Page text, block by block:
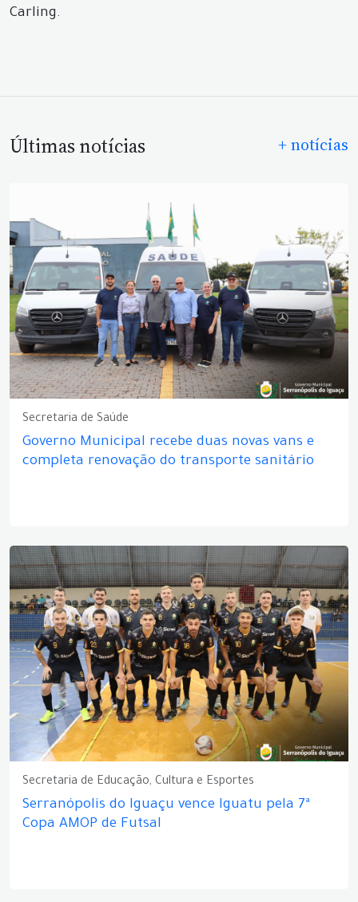
Carling.
Últimas notícias + notícias
Secretaria de Saúde
Governo Municipal recebe duas novas vans e
completa renovação do transporte sanitário
Secretaria de Educação, Cultura e Esportes
Serranópolis do Iguaçu vence Iguatu pela 7ª
Copa AMOP de Futsal